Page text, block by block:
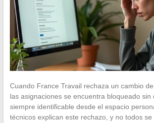
Cuando France Travail rechaza un cambio
las asignaciones se encuentra bloqueado sin
siempre identificable desde el espacio
técnicos explican este rechazo, y no todos